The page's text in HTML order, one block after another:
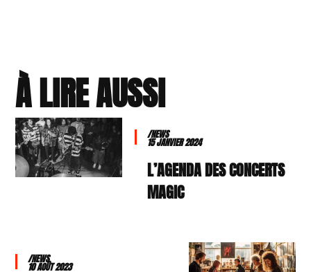
À LIRE AUSSI
/NEWS
15 JANVIER 2024
L’AGENDA DES CONCERTS
MAGIC
/NEWS
10 AOÛT 2023